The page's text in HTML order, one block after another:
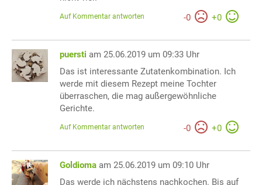
-0 +0
Auf Kommentar antworten
puersti am 25.06.2019 um 09:33 Uhr
Das ist interessante Zutatenkombination. Ich
werde mit diesem Rezept meine Tochter
überraschen, die mag außergewöhnliche
Gerichte.
-0 +0
Auf Kommentar antworten
Goldioma am 25.06.2019 um 09:10 Uhr
Das werde ich nächstens nachkochen. Bis auf